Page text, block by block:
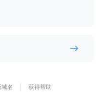
名 获得帮助